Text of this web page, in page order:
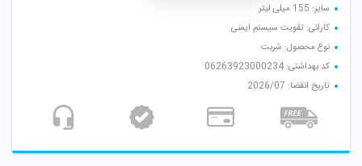
سایز: 155 میلی لیتر
کارائی: تقویت سیستم ایمنی
نوع محصول: شربت
کد بهداشتی: 06263923000234
تاریخ انقضا: 2026/07